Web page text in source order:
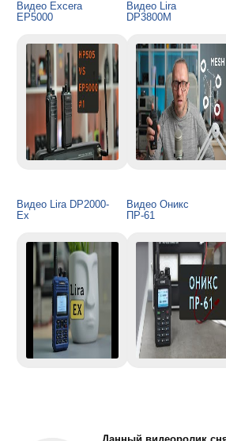
Видео Excera
EP5000
Видео Lira
DP3800M
Видео Lira DP2000-
Ex
Видео Оникс
ПР-61